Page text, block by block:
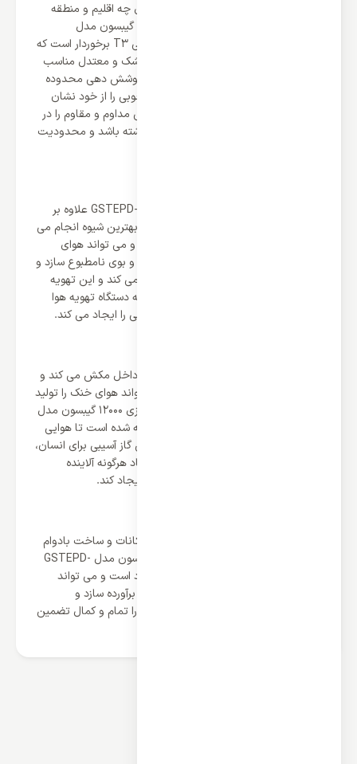
کلاس آب و هوایی نشان می دهد کولر برای چه اقلیم و منطقه
جغرافیایی مناسب است و کولر گازی 12000 گیبسون مدل
GSTEPD-12HRN1MX از کلاس آب و هوایی T3 برخوردار است که
کولر را برای سه منطقه آب و هوایی گرم، خشک و معتدل مناسب
می سازد و نشان می دهد این کولر توان پوشش دهی محدوده
دمایی بالایی را دارد و می تواند سازگاری خوبی را از خود نشان
دهد. این کلاس سبب می شود کولر ساختی مداوم و مقاوم را در
برابر موقعیت های مختلف آب و هوایی داشته باشد و محدودیت
کولر گازی 12000 گیبسون مدل GSTEPD-12HRN1MX علاوه بر
تنظیم و تعادل دمایی تهویه هوا را نیز به بهترین شیوه انجام می
دهد زیرا از فیلترهای متعدد برخوردار است و می تواند هوای
محیطی را عاری از هرگونه گرد و غبار، آلرژی و بوی نامطبوع سازد و
تنفسی بهتر و پاکیزه تر را برای کاربر ایجاد می کند و این تهویه
هوا سبب می شود کاربر از شر خرید جداگانه دستگاه تهویه هوا
راحت شود و کولر بهترین شرایط آب و هوایی را ایجاد می کند.
موتور کولر گازی هوا و گاز مبرد را با هم به داخل مکش می کند و
ضمن اعمال چرخش و فشرده سازی می تواند هوای خنک را تولید
و به پنل داخلی انتقال دهد و برای کولر گازی 12000 گیبسون مدل
GSTEPD-12HRN1MX گاز مبرد R410 تعبیه شده است تا هوایی
مطبوع و خنک را ایجاد کند و همچنین این گاز آسیبی برای انسان،
طبیعت و محیط زیست ندارد و بدون ایجاد هرگونه آلاینده
محیطی می تواند نهایت خنک کنندگی را ایجاد کند.
فروش کولر گازی های گیبسون به دلیل امکانات و ساخت بادوام
بسیار بالا رفته است و کولر گازی 12000 گیبسون مدل GSTEPD-
12HRN1MX کولری با نهایت کارایی و کارکرد است و می تواند
انتظارات کاربران را از کولری 12000 به خوبی برآورده سازد و
نمایندگی ما اصالت و کیفیت این سیستم را تمام و کمال تضمین